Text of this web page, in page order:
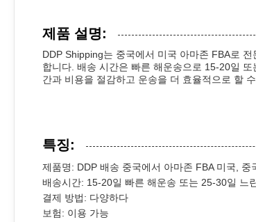
제품 설명:
DDP Shipping는 중국에서 미국 아마존 FBA로
합니다. 배송 시간은 빠른 해운송으로 15-20일
간과 비용을 절감하고 운송을 더 효율적으로 할
특징:
제품명: DDP 배송 중국에서 아마존 FBA 미국,
배송시간: 15-20일 빠른 해운송 또는 25-30일 느
결제 방법: 다양하다
보험: 이용 가능